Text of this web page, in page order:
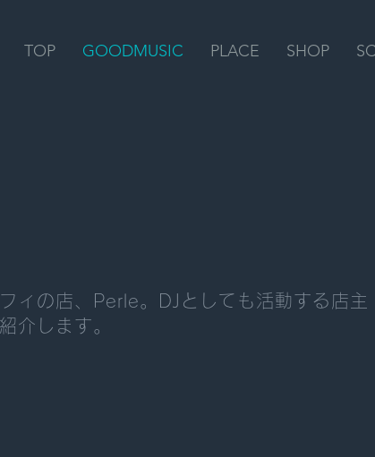
TOP GOODMUSIC PLACE SHOP
ィの店、Perle。DJとしても活動する店
介します。